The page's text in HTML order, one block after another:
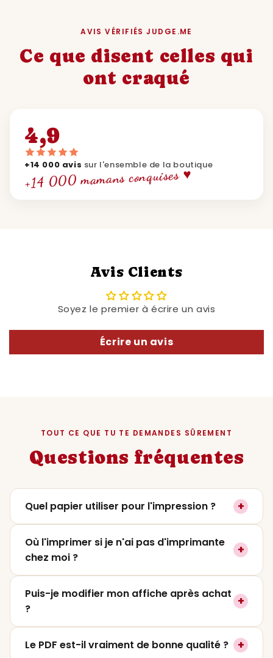
AVIS VÉRIFIÉS JUDGE.ME
Ce que disent celles qui
ont craqué
4,9
+14 000 avis sur l'ensemble de la boutique
+14 000 mamans conquises ♥
Avis Clients
Soyez le premier à écrire un avis
Écrire un avis
TOUT CE QUE TU TE DEMANDES SÛREMENT
Questions fréquentes
Quel papier utiliser pour l'impression ? +
On recommande un papier mat ou satiné
entre200 et 250g
pour un rendu premium. Le
papier classique 80g qui ne rendra pas
justice aux couleurs.
Où l'imprimer si je n'ai pas d'imprimante
chez moi ?
+
Tu peux l'imprimer dansn'importe quelle
imprimerie
leur transmettre le PDF par email ou clé USB.
Puis-je modifier mon affiche après achat
?
+
Oui, et c'est gratuit ! Tu peux nous écrire
Le PDF est-il vraiment de bonne qualité ? +